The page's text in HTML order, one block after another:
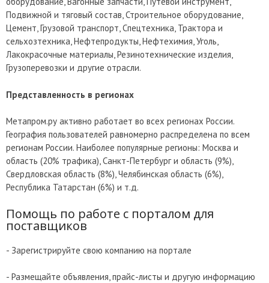
Подвижной и тяговый состав, Строительное оборудование,
Цемент, Грузовой транспорт, Спецтехника, Трактора и
сельхозтехника, Нефтепродукты, Нефтехимия, Уголь,
Лакокрасочные материалы, Резинотехнические изделия,
Грузоперевозки и другие отрасли.
Представленность в регионах
Метапром.ру активно работает во всех регионах России.
География пользователей равномерно распределена по всем
регионам России. Наиболее популярные регионы: Москва и
область (20% трафика), Санкт-Петербург и область (9%),
Свердловская область (8%), Челябинская область (6%),
Республика Татарстан (6%) и т.д.
Помощь по работе с порталом для
поставщиков
- Зарегистрируйте свою компанию на портале
- Размещайте объявления, прайс-листы и другую информацию